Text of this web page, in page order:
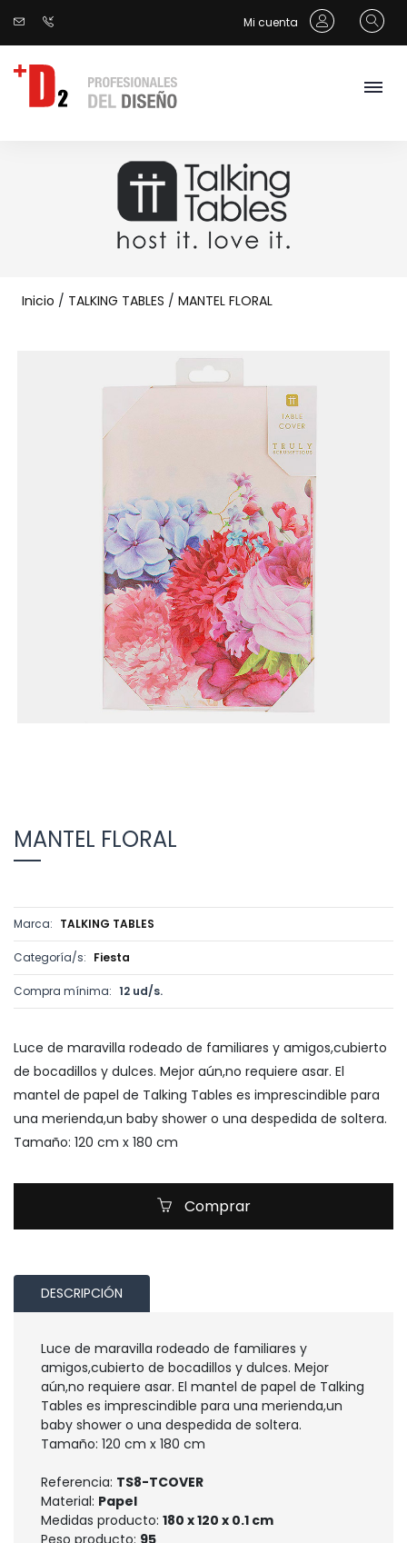
Mi cuenta
Inicio / TALKING TABLES / MANTEL FLORAL
MANTEL FLORAL
Marca: TALKING TABLES
Categoría/s: Fiesta
Compra mínima: 12 ud/s.
Luce de maravilla rodeado de familiares y amigos,cubierto
de bocadillos y dulces. Mejor aún,no requiere asar. El
mantel de papel de Talking Tables es imprescindible para
una merienda,un baby shower o una despedida de soltera.
Tamaño: 120 cm x 180 cm
Comprar
DESCRIPCIÓN
Luce de maravilla rodeado de familiares y
amigos,cubierto de bocadillos y dulces. Mejor
aún,no requiere asar. El mantel de papel de Talking
Tables es imprescindible para una merienda,un
baby shower o una despedida de soltera.
Tamaño: 120 cm x 180 cm
Referencia: TS8-TCOVER
Material: Papel
Medidas producto: 180 x 120 x 0.1 cm
Peso producto: 95